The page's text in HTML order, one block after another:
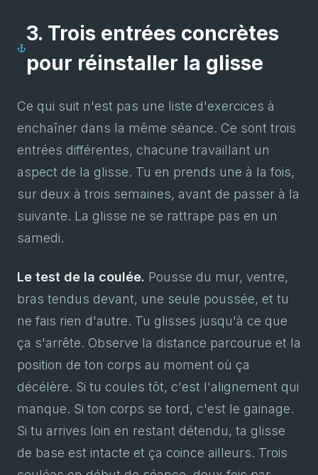
3. Trois entrées concrètes
pour réinstaller la glisse
Ce qui suit n'est pas une liste d'exercices à
enchaîner dans la même séance. Ce sont trois
entrées différentes, chacune travaillant un
aspect de la glisse. Tu en prends une à la fois,
sur deux à trois semaines, avant de passer à la
suivante. La glisse ne se rattrape pas en un
samedi.
Le test de la coulée. Pousse du mur, ventre,
bras tendus devant, une seule poussée, et tu
ne fais rien d'autre. Tu glisses jusqu'à ce que
ça s'arrête. Observe la distance parcourue et la
position de ton corps au moment où ça
décélère. Si tu coules tôt, c'est l'alignement qui
manque. Si ton corps se tord, c'est le gainage.
Si tu arrives loin en restant détendu, ta glisse
de base est intacte et ça coince ailleurs. Trois